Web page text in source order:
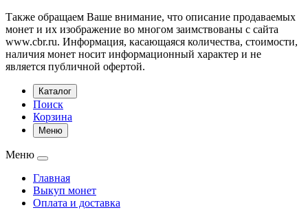
Также обращаем Ваше внимание, что описание продаваемых
монет и их изображение во многом заимствованы с сайта
www.cbr.ru. Информация, касающаяся количества, стоимости,
наличия монет носит информационный характер и не
является публичной офертой.
Каталог
Поиск
Корзина
Меню
Меню
Главная
Выкуп монет
Оплата и доставка